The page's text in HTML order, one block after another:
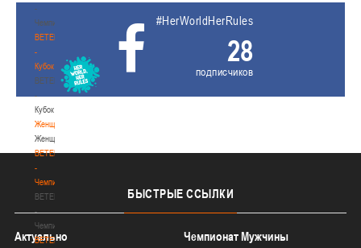
-
Чемпионат
BETERA
-
Кубок
BETERA
-
Кубок
Женщины
Женщины
BETERA
-
Чемпионат
BETERA
-
Чемпионат
BETERA
#HerWorldHerRules
28
подписчиков
БЫСТРЫЕ ССЫЛКИ
Актуально
Чемпионат Мужчины